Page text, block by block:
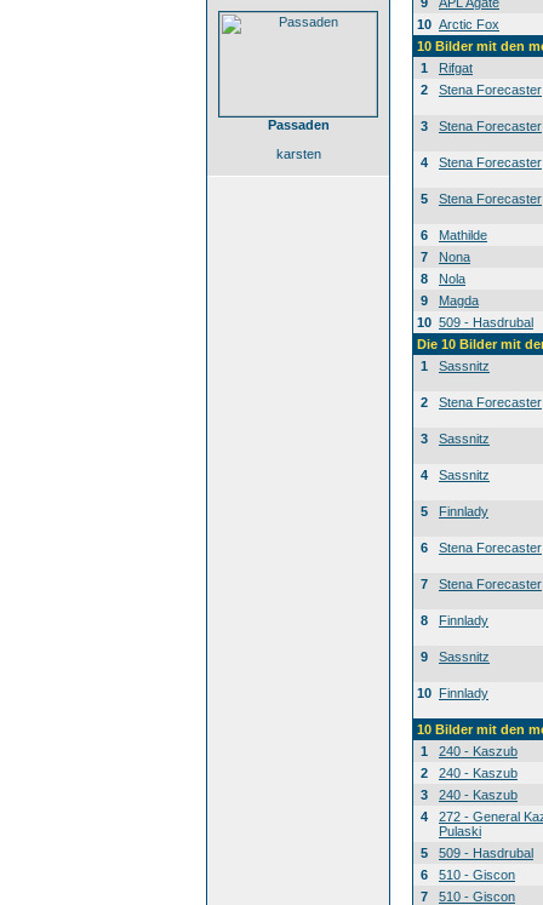
Passaden
karsten
10 Arctic Fox
10 Bilder mit den
1
Rifgat
2
Stena Forecaster
3 Stena Forecaster
4 Stena Forecaster
5 Stena Forecaster
6
Mathilde
7
Nona
8
Nola
9
Magda
10 509 - Hasdrubal
Die 10 Bilder mit
1
Sassnitz
2 Stena Forecaster
3 Sassnitz
4 Sassnitz
5 Finnlady
6 Stena Forecaster
7 Stena Forecaster
8 Finnlady
9 Sassnitz
10 Finnlady
10 Bilder mit den
1
240 - Kaszub
2
240 - Kaszub
3
240 - Kaszub
4
272 - General
Pulaski
5
509 - Hasdrubal
6
510 - Giscon
7
510 - Giscon